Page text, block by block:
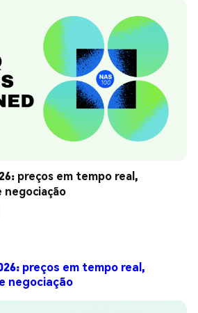
preços em tempo real,
negociação
preços em tempo real,
negociação